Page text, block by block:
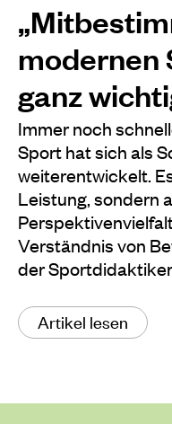
ganz
Immer noch
Sport hat sich als
weiterentwickelt.
Leistung, sondern
Verständnis von
der
Artikel lesen